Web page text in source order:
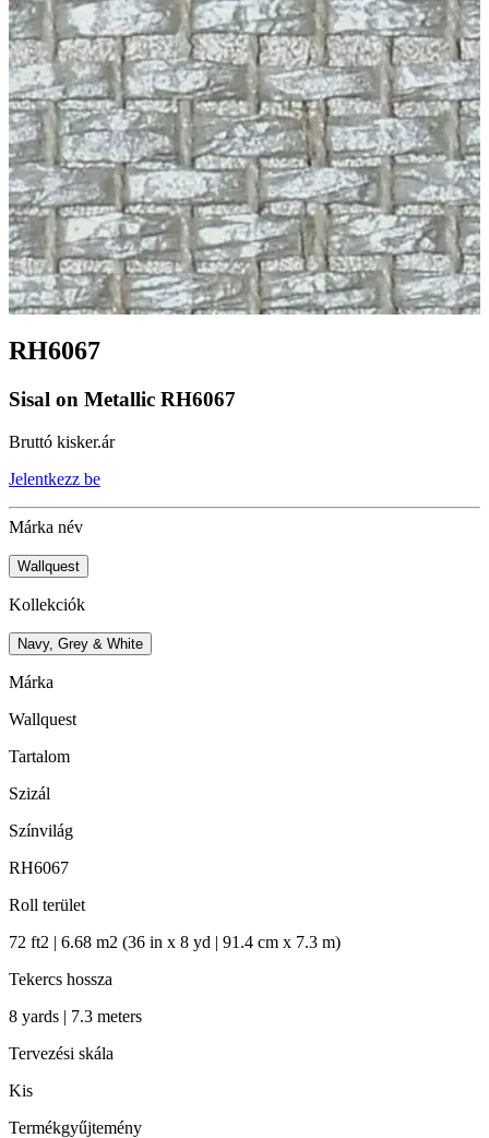
RH6067
Sisal on Metallic RH6067
Bruttó kisker.ár
Jelentkezz be
Márka név
Wallquest
Kollekciók
Navy, Grey & White
Márka
Wallquest
Tartalom
Szizál
Színvilág
RH6067
Roll terület
72 ft2 | 6.68 m2 (36 in x 8 yd | 91.4 cm x 7.3 m)
Tekercs hossza
8 yards | 7.3 meters
Tervezési skála
Kis
Termékgyűjtemény